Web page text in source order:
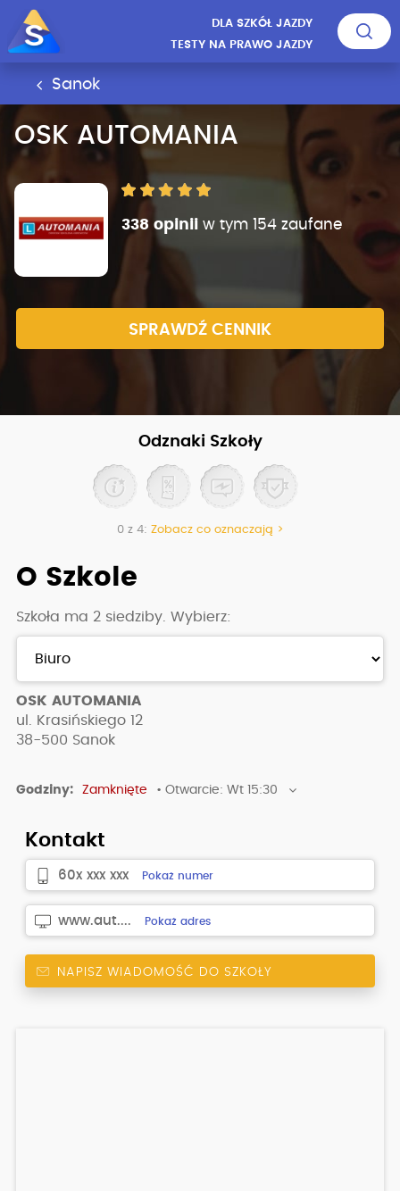
DLA SZKÓŁ JAZDY
TESTY NA PRAWO JAZDY
Sanok
OSK AUTOMANIA
338 opinii w tym 154 zaufane
SPRAWDŹ CENNIK
Odznaki Szkoły
0 z 4: Zobacz co oznaczają >
O Szkole
Szkoła ma 2 siedziby. Wybierz:
OSK AUTOMANIA
ul. Krasińskiego 12
38-500 Sanok
Godziny: Zamknięte • Otwarcie: Wt 15:30
Kontakt
60x xxx xxx Pokaż numer
www.aut.... Pokaż adres
NAPISZ WIADOMOŚĆ DO SZKOŁY